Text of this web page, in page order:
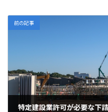
前の記事
特定建設業許可が必要な下